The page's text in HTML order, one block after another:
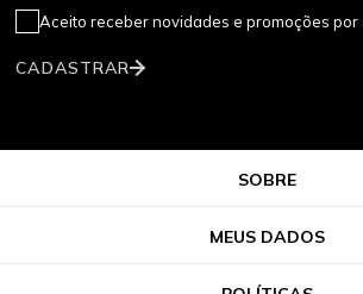
CADASTRAR
Aceito receber novidades e promoções por
SOBRE
MEUS DADOS